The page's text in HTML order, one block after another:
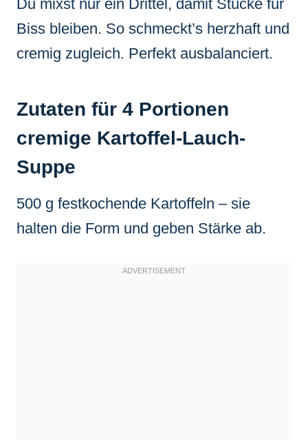
Du mixst nur ein Drittel, damit Stücke für
Biss bleiben. So schmeckt’s herzhaft und
cremig zugleich. Perfekt ausbalanciert.
Zutaten für 4 Portionen
cremige Kartoffel-Lauch-
Suppe
500 g festkochende Kartoffeln – sie
halten die Form und geben Stärke ab.